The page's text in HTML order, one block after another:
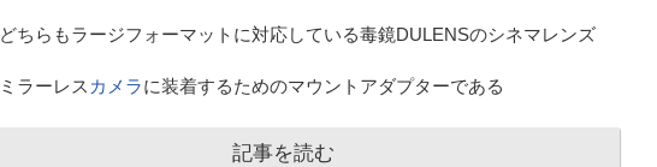
どちらもラージフォーマットに対応している毒鏡DULENSのシネマレンズ
ミラーレス カメラに装着するためのマウントアダプターである
記事を読む